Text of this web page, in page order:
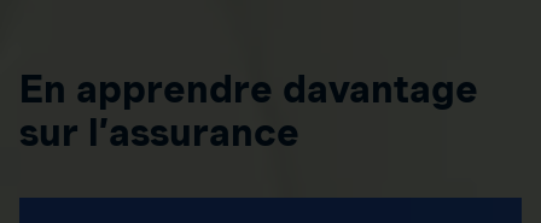
En apprendre davantage
sur l’assurance